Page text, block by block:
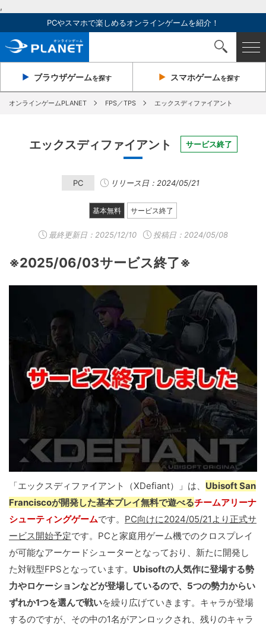
,
PCやスマホで楽しめるオンラインゲームを紹介！
ブラウザゲームを探す スマホゲームを探す
オンラインゲームPLANET FPS／TPS エックスディファイアント
エックスディファイアント サービス終了
PC リリース日：2024/05/21
基本無料 サービス終了
最終更新日： 2025/12/10 投稿日：2024/05/08
※2025/06/03サービス終了※
「エックスディファイアント（XDefiant）」は、 Ubisoft San
Franciscoが開発した基本プレイ無料で遊べるチームアリーナ
シューティングゲームです。 PC向けに2024/05/21より正式サ
ービス開始予定です。PCと家庭用ゲーム機でのクロスプレイ
が可能なアーケードシューターとなっており、新たに開発し
た対戦型FPSとなっています。 Ubisoftの人気作に登場する勢
力やロケーションなどが登場しているので、5つの勢力からい
ずれか1つを選んで戦いを繰り広げていきます。キャラが登場
するのですが、その中の1名がアンロックされ、残りのキャラ